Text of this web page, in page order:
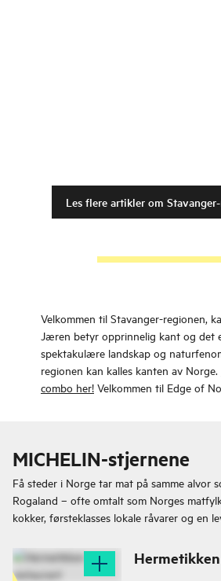
Les flere artikler om
Velkommen til Stavanger-regionen,
Jæren betyr opprinnelig kant og det
spektakulære landskap og
regionen kan kalles kanten av Norge.
combo her! Velkommen til Edge of
MICHELIN-stjernene
Få steder i Norge tar mat på samme alvor
Rogaland – ofte omtalt som Norges
kokker, førsteklasses lokale råvarer og en
reisemål.